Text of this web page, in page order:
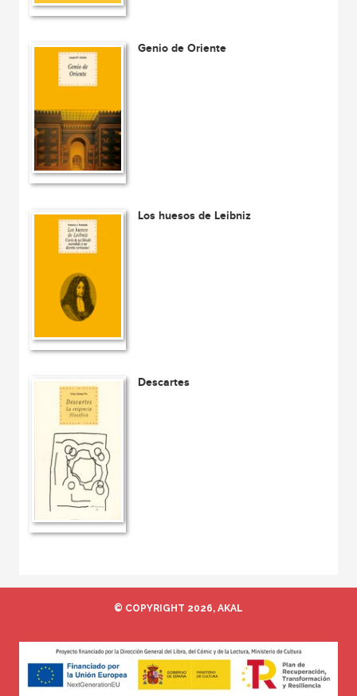
Genio de Oriente
Los huesos de Leibniz
Descartes
© COPYRIGHT 2026, AKAL